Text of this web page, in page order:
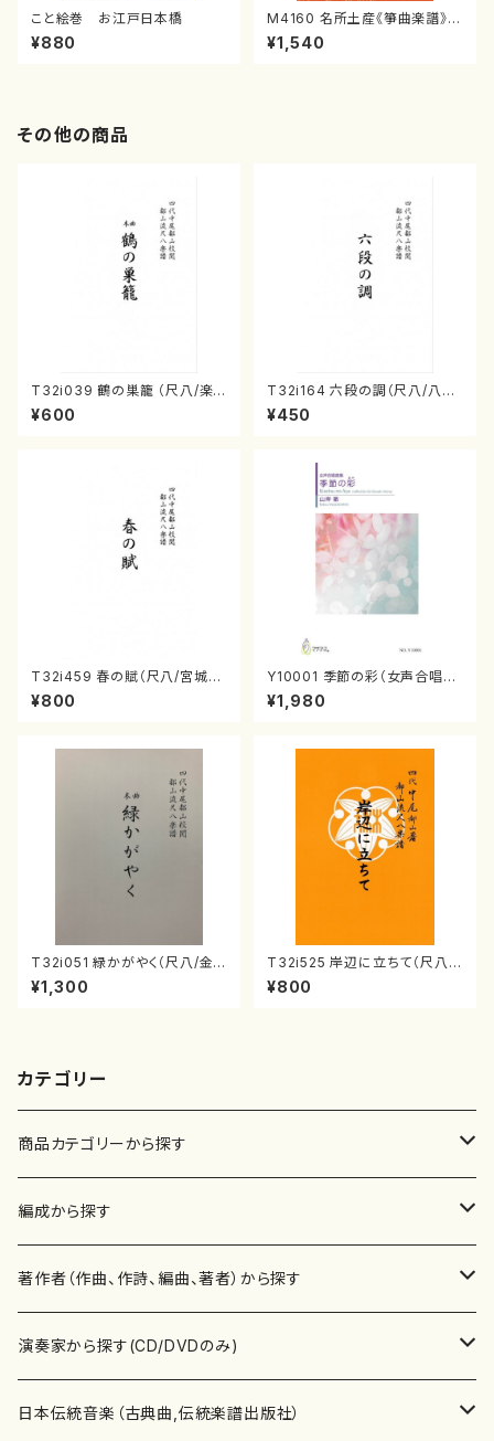
こと絵巻 お江戸日本橋
¥880
M4160 名所土産《箏曲楽譜》
（箏/宮城喜代子・宮城数江著・
宮城宗家監修/箏曲古典楽譜）
¥1,540
その他の商品
T32i039 鶴の巣籠 （尺八/楽
譜）都山no.38
¥600
T32i164 六段の調（尺八/八橋
検校/楽譜）都山流公刊楽譜曲
番:1016
¥450
T32i459 春の賦（尺八/宮城道
雄/楽譜）都山流公刊楽譜曲番:2
167
¥800
Y10001 季節の彩（女声合唱、
ピアノ/山岸徹/楽譜）
¥1,980
T32i051 緑かがやく（尺八/金
森高山/楽譜）都山流公刊楽譜曲
番：50
¥1,300
T32i525 岸辺に立ちて（尺八/
初代 中村双葉/楽譜）都山流公
刊楽譜曲番:2234
¥800
カテゴリー
商品カテゴリーから探す
楽譜
書籍
書籍
テキストブック
CD・DVD
チケット
編成から探す
邦楽器
箏・琴（ソロ）
箏・琴（合奏）
合唱
混声合唱
歌・声
著作者（作曲、作詩、編曲、著者）から探す
あ行
青木省三(アオキ ショウゾウ)
か行
演奏家から探す(CD/DVDのみ)
邦楽（箏、三味線、尺八等）演奏家
日本伝統音楽（古典曲,伝統楽譜出版社）